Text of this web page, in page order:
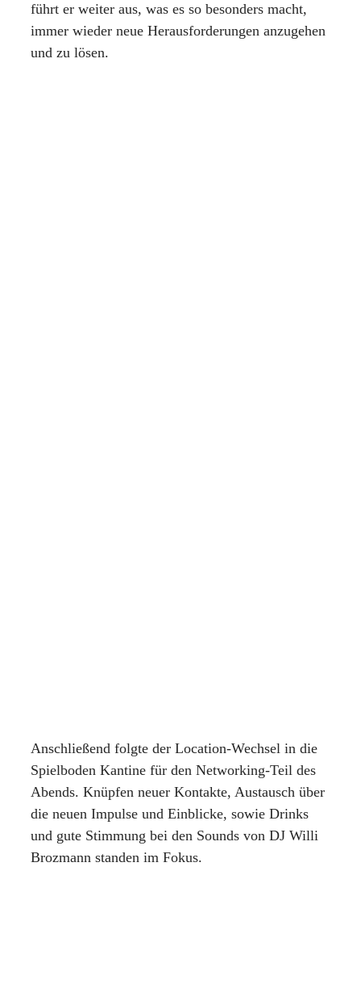
führt er weiter aus, was es so besonders macht,
immer wieder neue Herausforderungen anzugehen
und zu lösen.
Anschließend folgte der Location-Wechsel in die
Spielboden Kantine für den Networking-Teil des
Abends. Knüpfen neuer Kontakte, Austausch über
die neuen Impulse und Einblicke, sowie Drinks
und gute Stimmung bei den Sounds von DJ Willi
Brozmann standen im Fokus.